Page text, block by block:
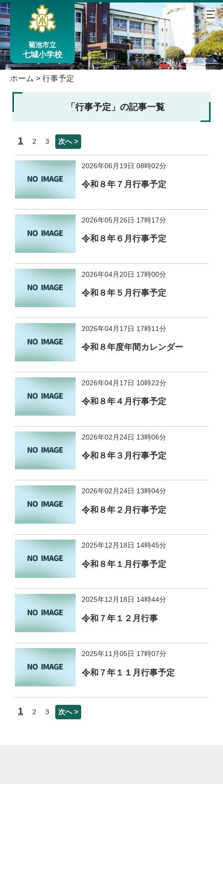
菊池市立
七城小学校
ホーム > 行事予定
「行事予定」の記事一覧
1 2 3 次へ >
2026年06月19日 08時02分
令和８年７月行事予定
2026年05月26日 17時17分
令和８年６月行事予定
2026年04月20日 17時00分
令和８年５月行事予定
2026年04月17日 17時11分
令和８年度年間カレンダー
2026年04月17日 10時22分
令和８年４月行事予定
2026年02月24日 13時06分
令和８年３月行事予定
2026年02月24日 13時04分
令和８年２月行事予定
2025年12月18日 14時45分
令和８年１月行事予定
2025年12月18日 14時44分
令和７年１２月行事
2025年11月05日 17時07分
令和７年１１月行事予定
1 2 3 次へ >